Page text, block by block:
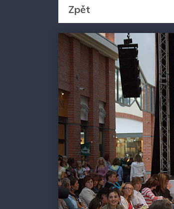
Zpět